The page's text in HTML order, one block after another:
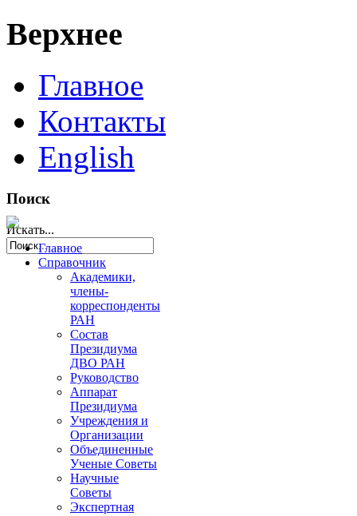
Верхнее
Главное
Контакты
English
Поиск
Искать...
Главное
Справочник
Академики,
члены-
корреспонденты
РАН
Состав
Президиума
ДВО РАН
Руководство
Аппарат
Президиума
Учреждения и
Организации
Объединенные
Ученые Советы
Научные
Советы
Экспертная